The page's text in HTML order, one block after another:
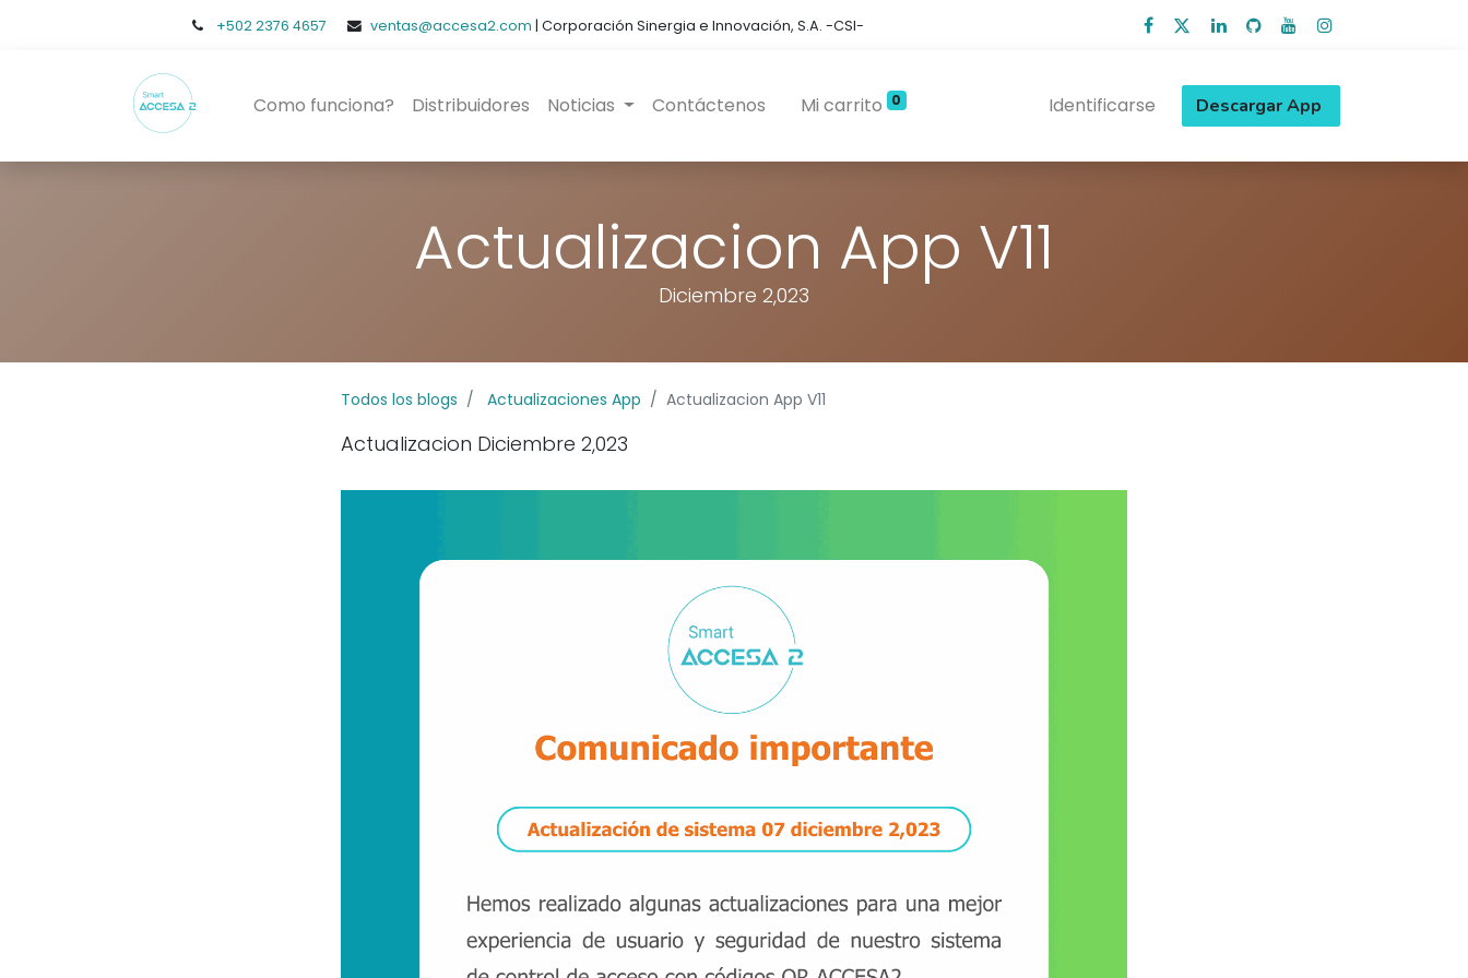
+5022376 4657 ventas@accesa2.com | Corporación Sinergia e Innovación, S.A. -CSI-
Como funciona? Distribuidores Noticias Contáctenos Mi carrito 0 Identificarse Descargar App
Actualizacion App V11
Diciembre 2,023
Todos los blogs Actualizaciones App Actualizacion App V11
Actualizacion Diciembre 2,023
Diseñadopara Residenciales y Edificios
Genera invitaciones con codigos QR desde tu
PBX: 2376 4657
ventas@accesa2.com
13 calle 5-45 zona 10 Edificio Urbana
1er. nivel oficina 2A,
Guatemala C.A